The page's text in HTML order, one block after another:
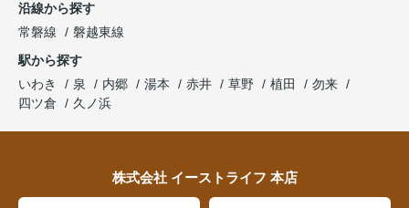
沿線から探す
常磐線
磐越東線
駅から探す
いわき
泉 内郷 湯本 赤井 草野 植田
勿来
四ツ倉
久ノ浜
株式会社 イーストライフ 本店